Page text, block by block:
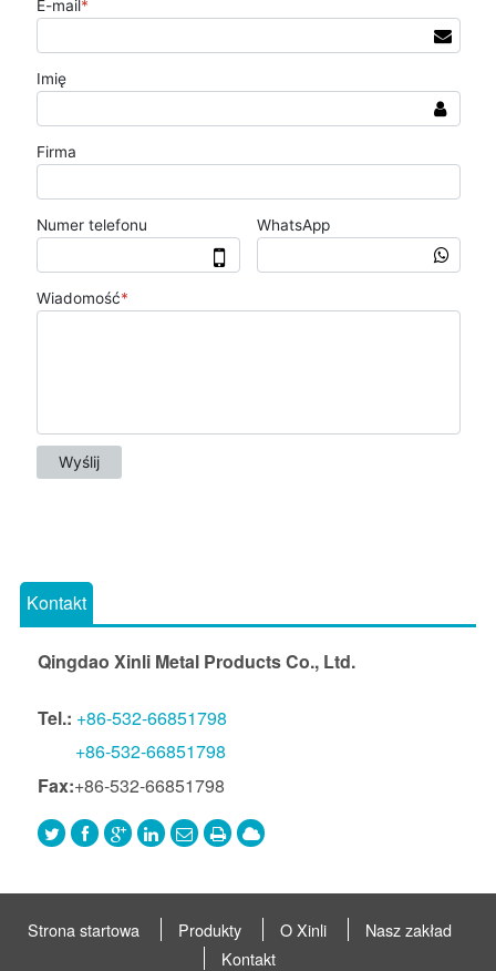
Kontakt
Qingdao Xinli Metal Products Co., Ltd.
Tel.: +86-532-66851798
+86-532-66851798
Fax:+86-532-66851798
Strona startowa Produkty O Xinli
Nasz zakład
Kontakt